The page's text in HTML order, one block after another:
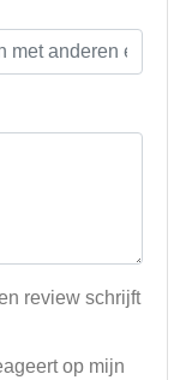
review schrijft
op mijn